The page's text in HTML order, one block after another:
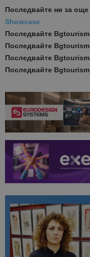
Последвайте ни за още
Showcase
Последвайте
Последвайте
Последвайте
Последвайте